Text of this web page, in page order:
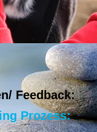
Feedback:
Prozess: